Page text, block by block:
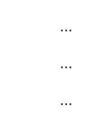
...
...
...